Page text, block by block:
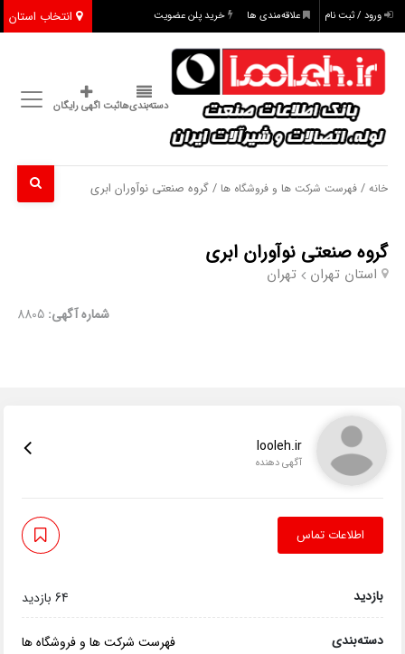
انتخاب استان ورود / ثبت نام علاقه‌مندی ها خرید پلن عضویت
دسته‌بندی‌هاثبت اگهی رایگان
خانه /فهرست شرکت ها و فروشگاه ها / گروه صنعتی نوآوران ابری
گروه صنعتی نوآوران ابری
استان تهران تهران
شماره آگهی: 8805
looleh.ir
آگهی دهنده
اطلاعات تماس
بازدید 64 بازدید
دسته‌بندی فهرست شرکت ها و فروشگاه ها